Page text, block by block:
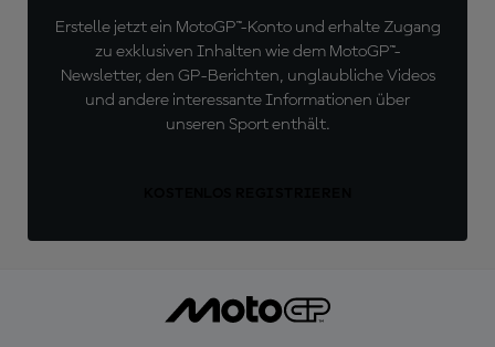
Erstelle jetzt ein MotoGP™-Konto und erhalte Zugang
zu exklusiven Inhalten wie dem MotoGP™-
Newsletter, den GP-Berichten, unglaubliche Videos
und andere interessante Informationen über
unseren Sport enthält.